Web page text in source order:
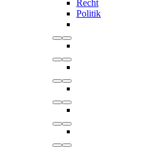
Recht
Politik